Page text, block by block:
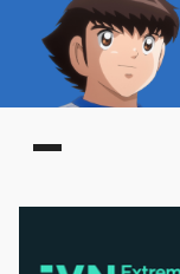
Main menu